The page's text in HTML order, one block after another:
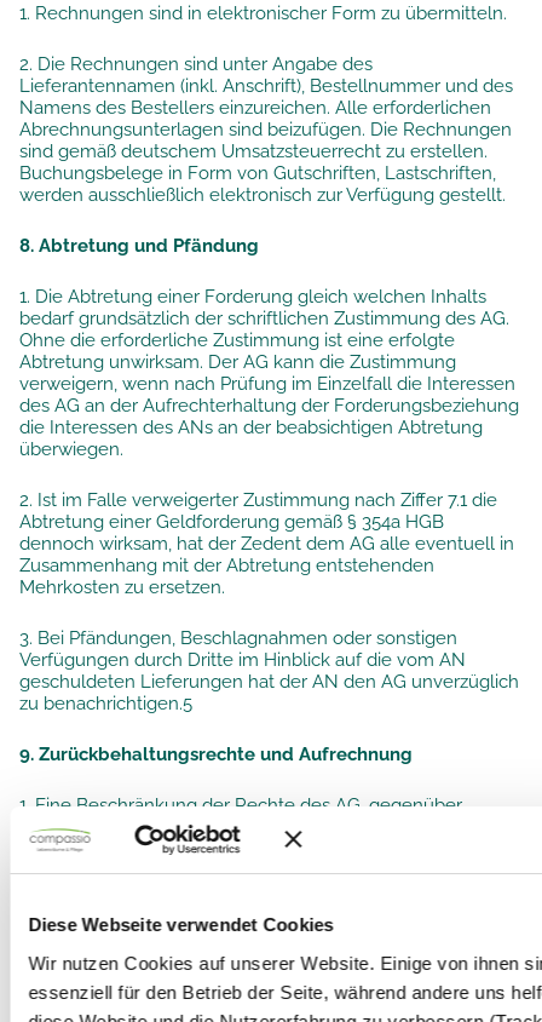
Diese Webseite verwendet Cookies
Wir nutzen Cookies auf unserer Website. Einige von ihnen
essenziell für den Betrieb der Seite, während andere uns
1. Rechnungen sind in elektronischer Form zu übermitteln.
2. Die Rechnungen sind unter Angabe des
Lieferantennamen (inkl. Anschrift), Bestellnummer und des
Namens des Bestellers einzureichen. Alle erforderlichen
Abrechnungsunterlagen sind beizufügen. Die Rechnungen
sind gemäß deutschem Umsatzsteuerrecht zu erstellen.
Buchungsbelege in Form von Gutschriften, Lastschriften,
werden ausschließlich elektronisch zur Verfügung gestellt.
8. Abtretung und Pfändung
1. Die Abtretung einer Forderung gleich welchen Inhalts
bedarf grundsätzlich der schriftlichen Zustimmung des AG.
Ohne die erforderliche Zustimmung ist eine erfolgte
Abtretung unwirksam. Der AG kann die Zustimmung
verweigern, wenn nach Prüfung im Einzelfall die Interessen
des AG an der Aufrechterhaltung der Forderungsbeziehung
die Interessen des ANs an der beabsichtigen Abtretung
überwiegen.
2. Ist im Falle verweigerter Zustimmung nach Ziffer 7.1 die
Abtretung einer Geldforderung gemäß § 354a HGB
dennoch wirksam, hat der Zedent dem AG alle eventuell in
Zusammenhang mit der Abtretung entstehenden
Mehrkosten zu ersetzen.
3. Bei Pfändungen, Beschlagnahmen oder sonstigen
Verfügungen durch Dritte im Hinblick auf die vom AN
geschuldeten Lieferungen hat der AN den AG unverzüglich
zu benachrichtigen.5
9. Zurückbehaltungsrechte und Aufrechnung
1. Eine Beschränkung der Rechte des AG, gegenüber
Ansprüchen des AN ein Zurückbehaltungsrecht geltend zu
machen oder mit Ansprüchen gegen den Vertragspartner
aufzurechnen, ist unwirksam.
2. Forderungen des AG stehen dem AN als
3. Der AG kann seine Forderungen gegen Forderungen des
AN verrechnen/aufrechnen.